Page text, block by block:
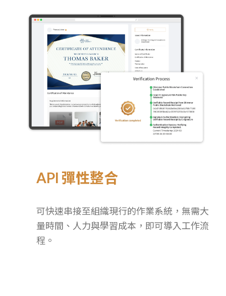
API 彈性整合
可快速串接至組織現行的作業系統，無需大
量時間、人力與學習成本，即可導入工作流
程。